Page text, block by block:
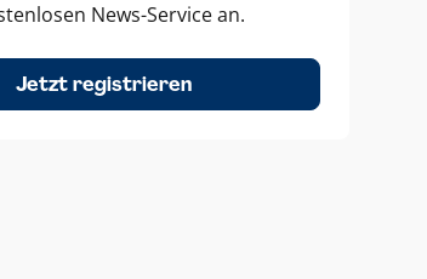
News-Service an.
Jetzt registrieren